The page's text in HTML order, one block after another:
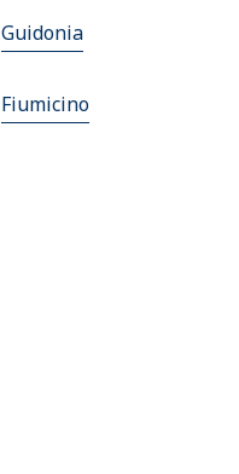
Guidonia
Fiumicino